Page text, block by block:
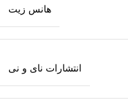
هانس زیت
انتشارات نای و نی